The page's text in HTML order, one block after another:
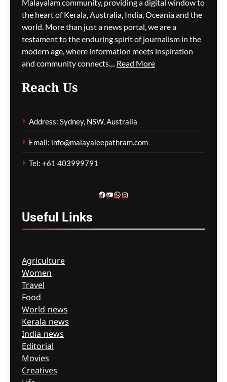
യാത്രികരെയും ബാധിച്ചു
ഗീത ദാസ്‌ 30 minutes ago
നടപടിക്രമങ്ങൾ
Malayalam community, providing a digital window to
the heart of Kerala, Australia, India, Oceania and the
world. More than just a news portal, we are a
testament to the enduring spirit of journalism in the
modern age, where information meets inspiration
and community connects.... Read More
Reach Us
Address: Sydney, NSW, Australia
Email: info@malayaleepathram.com
Tel: +61 403999791
Facebook
YouTube
WhatsApp
Instagram
Useful Links
Agriculture
Women
Travel
Food
World news
Kerala news
India news
Editorial
Movies
Creatives